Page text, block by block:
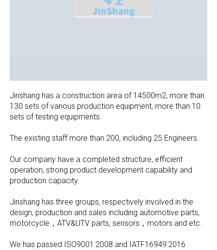
Jinshang has a construction area of 14500m2, more than
130 sets of various production equipment, more than 10
sets of testing equipments.
The existing staff more than 200, including 25 Engineers.
Our company have a completed structure, efficient
operation, strong product development capability and
production capacity.
Jinshang has three groups, respectively involved in the
design, production and sales including automotive parts,
motorcycle，ATV&UTV parts, sensors，motors and etc.
We has passed ISO9001:2008 and IATF16949:2016